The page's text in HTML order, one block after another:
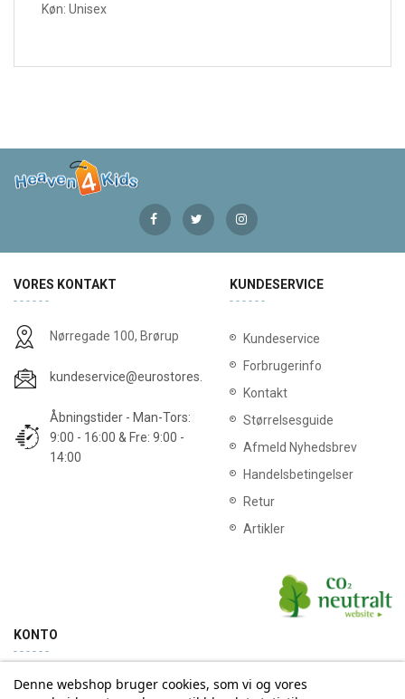
Køn: Unisex
VORES KONTAKT
Nørregade 100, Brørup
kundeservice@eurostores.dk
Åbningstider - Man-Tors:
9:00 - 16:00 & Fre: 9:00 -
14:00
KUNDESERVICE
Kundeservice
Forbrugerinfo
Kontakt
Størrelsesguide
Afmeld Nyhedsbrev
Handelsbetingelser
Retur
Artikler
KONTO
Min konto Ordrehistorik
Denne webshop bruger cookies, som vi og vores